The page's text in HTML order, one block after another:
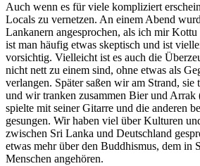
Auch wenn es für viele kompliziert
Locals zu vernetzen. An einem Abend
Lankanern angesprochen, als ich mir
ist man häufig etwas skeptisch und ist
vorsichtig. Vielleicht ist es auch die
nicht nett zu einem sind, ohne etwas als
verlangen. Später saßen wir am Strand,
und wir tranken zusammen Bier und
spielte mit seiner Gitarre und die anderen
gesungen. Wir haben viel über Kulturen
zwischen Sri Lanka und Deutschland
etwas mehr über den Buddhismus, dem in
Menschen angehören.